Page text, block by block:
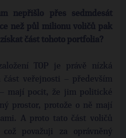
nepřišlo přes sedmdesát
než půl milionu voličů pak
část tohoto portfolia?
TOP je právě nízká
část veřejnosti – především
mají pocit, že jim politické
prostor, protože o ně mají
A proto tato část voličů
považuji za oprávněný